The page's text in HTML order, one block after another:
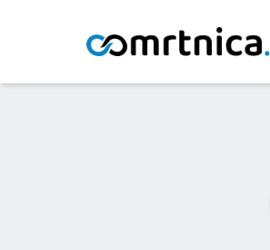
Osmrtnice / Ana Cimperman